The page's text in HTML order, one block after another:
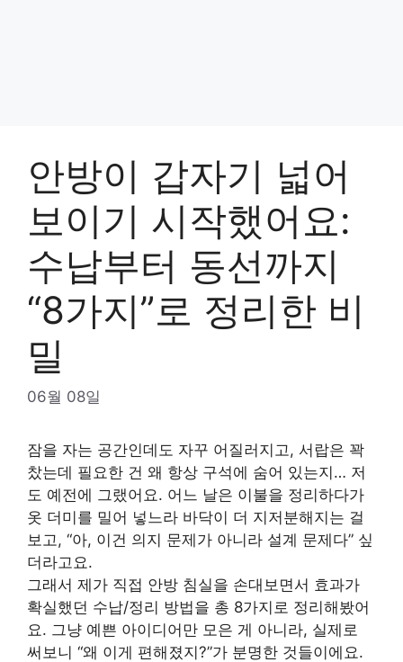
안방이 갑자기 넓어
보이기 시작했어요:
수납부터 동선까지
“8가지”로 정리한 비
밀
06월 08일
잠을 자는 공간인데도 자꾸 어질러지고, 서랍은 꽉
찼는데 필요한 건 왜 항상 구석에 숨어 있는지… 저
도 예전에 그랬어요. 어느 날은 이불을 정리하다가
옷 더미를 밀어 넣느라 바닥이 더 지저분해지는 걸
보고, “아, 이건 의지 문제가 아니라 설계 문제다” 싶
더라고요.
그래서 제가 직접 안방 침실을 손대보면서 효과가
확실했던 수납/정리 방법을 총 8가지로 정리해봤어
요. 그냥 예쁜 아이디어만 모은 게 아니라, 실제로
써보니 “왜 이게 편해졌지?”가 분명한 것들이에요.